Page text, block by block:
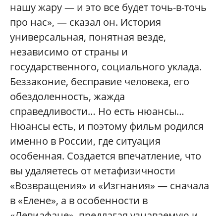
нашу жару — и это все будет точь-в-точь
про нас», — сказал он. История
универсальная, понятная везде,
независимо от страны и
государственного, социального уклада.
Беззаконие, бесправие человека, его
обездоленность, жажда
справедливости… Но есть нюансы…
Нюансы есть, и поэтому фильм родился
именно в России, где ситуация
особенная. Создается впечатление, что
вы удаляетесь от метафизичности
«Возвращения» и «Изгнания» — сначала
в «Елене», а в особенности в